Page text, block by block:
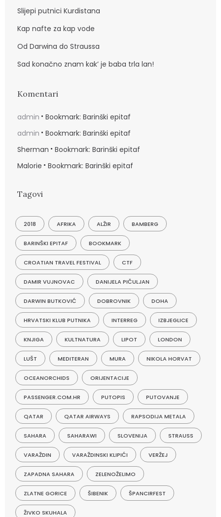
Slijepi putnici Kurdistana
Kap nafte za kap vode
Od Darwina do Straussa
Sad konačno znam kak’ je baba trla lan!
Komentari
admin
Bookmark: Barinški epitaf
admin
Bookmark: Barinški epitaf
Sherman
Bookmark: Barinški epitaf
Malorie
Bookmark: Barinški epitaf
Tagovi
2018 AFRIKA ALŽIR BAMBERG
BARINŠKI EPITAF BOOKMARK
CROATIAN TRAVEL FESTIVAL CTF
DAMIR VUJNOVAC DANIJELA PIČULJAN
DARWIN BUTKOVIĆ DOBROVNIK DOHA
HRVATSKI KLUB PUTNIKA INTERREG IZBJEGLICE
KNJIGA KULTNATURA LIPOT LONDON
LUŠT MEDITERAN MURA NIKOLA HORVAT
OCEANORCHIDS ORIJENTACIJE
PASSENGER.COM.HR PUTOPIS PUTOVANJE
QATAR QATAR AIRWAYS RAPSODIJA METALA
SAHARA SAHARAWI SLOVENIJA STRAUSS
VARAŽDIN VARAŽDINSKI KLIPIĆI VERŽEJ
ZAPADNA SAHARA ZELENOŽELIMO
ZLATNE GORICE ŠIBENIK ŠPANCIRFEST
ŽIVKO SKUHALA